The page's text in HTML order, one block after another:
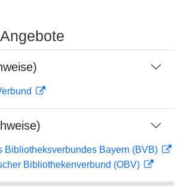
Bibliotheksverbundes Bayern (BVB)
Bibliothekenverbund (OBV)